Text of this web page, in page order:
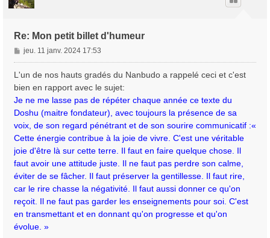
Re: Mon petit billet d'humeur
M
e
s
a
g
e
jeu. 11 janv. 2024 17:53
L'un de nos hauts gradés du Nanbudo a rappelé ceci et c'est
bien en rapport avec le sujet:
Je ne me lasse pas de répéter chaque année ce texte du
Doshu (maitre fondateur), avec toujours la présence de sa
voix, de son regard pénétrant et de son sourire communicatif :«
Cette énergie contribue à la joie de vivre. C'est une véritable
joie d'être là sur cette terre. Il faut en faire quelque chose. Il
faut avoir une attitude juste. Il ne faut pas perdre son calme,
éviter de se fâcher. Il faut préserver la gentillesse. Il faut rire,
car le rire chasse la négativité. Il faut aussi donner ce qu'on
reçoit. Il ne faut pas garder les enseignements pour soi. C'est
en transmettant et en donnant qu'on progresse et qu'on
évolue. »